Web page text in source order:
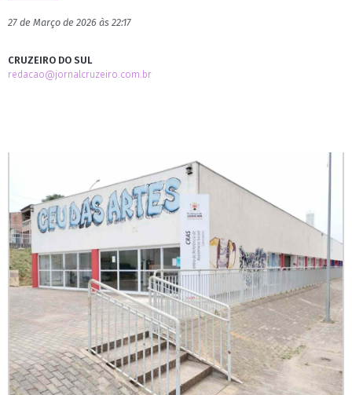
27 de Março de 2026 às 22:17
CRUZEIRO DO SUL
redacao@jornalcruzeiro.com.br